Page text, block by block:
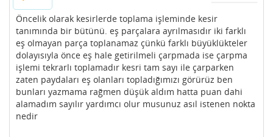
Öncelik olarak kesirlerde toplama işleminde kesir
tanımında bir bütünü. eş parçalara ayrılmasıdır iki farklı
eş olmayan parça toplanamaz çünkü farklı büyüklükteler
dolayısıyla önce eş hale getirilmeli çarpmada ise çarpma
işlemi tekrarlı toplamadır kesri tam sayı ile çarparken
zaten paydaları eş olanları topladığımızı görürüz ben
bunları yazmama rağmen düşük aldım hatta puan dahi
alamadım sayılır yardımcı olur musunuz asıl istenen nokta
nedir